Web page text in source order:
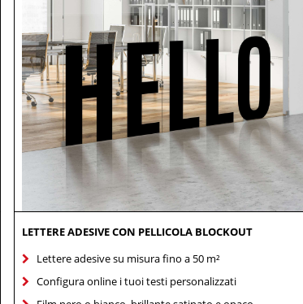
LETTERE ADESIVE CON PELLICOLA BLOCKOUT
Lettere adesive su misura fino a 50 m²
Configura online i tuoi testi personalizzati